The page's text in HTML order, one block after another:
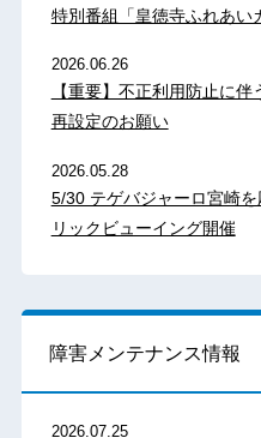
特別番組「皇徳寺ふれあい
2026.06.26
【重要】不正利用防止に
再設定のお願い
2026.05.28
5/30 テゲバジャーロ宮崎
リックビューイング開催
障害メンテナンス情報
2026.07.25